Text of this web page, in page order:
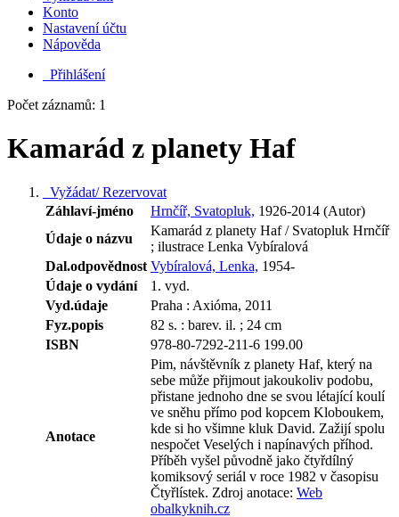
Konto
Nastavení účtu
Nápověda
Přihlášení
Počet záznamů: 1
Kamarád z planety Haf
Vyžádat/ Rezervovat
Záhlaví-jméno
Hrnčíř, Svatopluk, 1926-2014 (Autor)
Údaje o názvu
Kamarád z planety Haf / Svatopluk Hrnčíř
; ilustrace Lenka Vybíralová
Dal.odpovědnost Vybíralová, Lenka, 1954-
Údaje o vydání
1. vyd.
Vyd.údaje
Praha : Axióma, 2011
Fyz.popis
82 s. : barev. il. ; 24 cm
ISBN
978-80-7292-211-6 199.00
Anotace
Pim, návštěvník z planety Haf, který na
sebe může přijmout jakoukoliv podobu,
přistane jednoho dne se svou létající koulí
ve sněhu přímo pod kopcem Kloboukem,
kde si ho všimne kluk David. Zažijí spolu
nespočet Veselých i napínavých příhod.
Příběh vyšel původně jako čtyřdílný
komiksový seriál v roce 1982 v časopisu
Čtyřlístek. Zdroj anotace: Web
obalkyknih.cz